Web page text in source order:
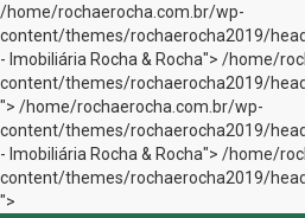
/home/rochaerocha.com.br/wp-
content/themes/rochaerocha2019/
- Imobiliária Rocha & Rocha"> /home/
content/themes/rochaerocha2019/
"> /home/rochaerocha.com.br/wp-
content/themes/rochaerocha2019/
- Imobiliária Rocha & Rocha"> /home/
content/themes/rochaerocha2019/
">